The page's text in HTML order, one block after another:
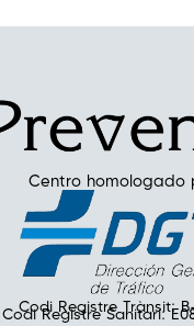
Centro homologado
Codi Registre Trànsit:
Codi Registre Sanitari: